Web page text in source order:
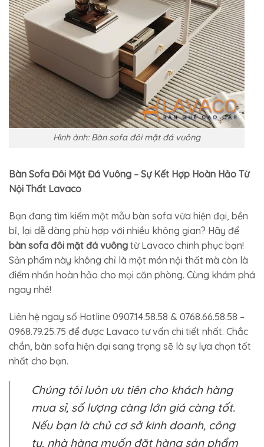
Hình ảnh: Bàn sofa đôi mặt đá vuông
Bàn Sofa Đôi Mặt Đá Vuông – Sự Kết Hợp Hoàn Hảo Từ
Nội Thất Lavaco
Bạn đang tìm kiếm một mẫu bàn sofa vừa hiện đại, bền
bỉ, lại dễ dàng phù hợp với nhiều không gian? Hãy để
bàn sofa đôi mặt đá vuông từ Lavaco chinh phục bạn!
Sản phẩm này không chỉ là một món nội thất mà còn là
điểm nhấn hoàn hảo cho mọi căn phòng. Cùng khám phá
ngay nhé!
Liên hệ ngay số Hotline 0907.14.58.58 & 0768.66.58.58 –
0968.79.25.75 để được Lavaco tư vấn chi tiết nhất. Chắc
chắn, bàn sofa hiện đại sang trọng sẽ là sự lựa chọn tốt
nhất cho bạn.
Chúng tôi luôn ưu tiên cho khách hàng
mua sỉ, số lượng càng lớn giá càng tốt.
Nếu bạn là chủ cơ sở kinh doanh, công
ty, nhà hàng muốn đặt hàng sản phẩm